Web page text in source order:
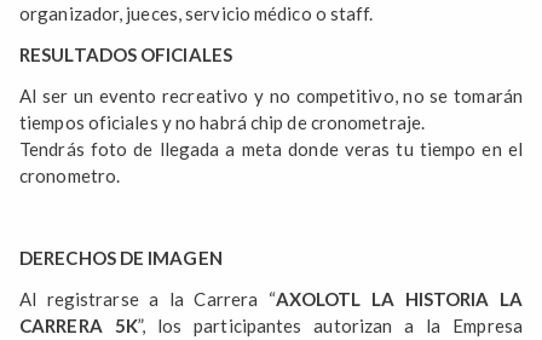
organizador, jueces, servicio médico o staff.
RESULTADOS OFICIALES
Al ser un evento recreativo y no competitivo, no se tomarán
tiempos oficiales y no habrá chip de cronometraje.
Tendrás foto de llegada a meta donde veras tu tiempo en el
cronometro.
DERECHOS DE IMAGEN
Al registrarse a la Carrera “AXOLOTL LA HISTORIA LA
CARRERA 5K”, los participantes autorizan a la Empresa